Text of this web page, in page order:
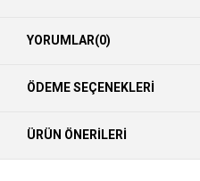
YORUMLAR(0)
ÖDEME SEÇENEKLERI
ÜRÜN ÖNERILERI